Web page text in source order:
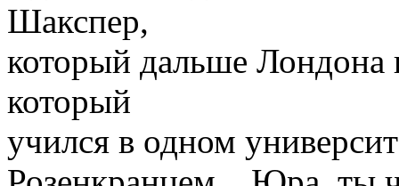
Шакспер,
который дальше Лондона
который
учился в одном